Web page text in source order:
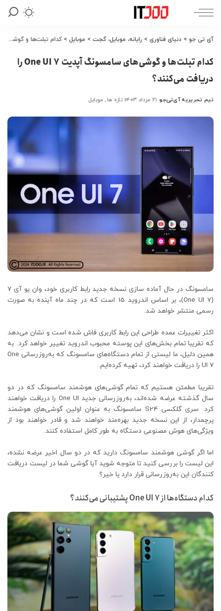
آی تی جو > دنیای فناوری > رایانه، موبایل، گجت > موبایل > کدام تبلت‌ها و گوشی‌های سامسونگ آپدیت One UI 7 را دریافت می‌کنند؟
کدام تبلت‌ها و گوشی‌های سامسونگ آپدیت One UI 7 را
دریافت می‌کنند؟
ارسال
توسط
تیم تحریریه آی‌تی‌جو ۲۱ مرداد ۱۴۰۳ تازه ها موبایل
سامسونگ در حال آماده سازی نسخه جدید رابط کاربری خود، وان یو آی ۷
(One UI 7)، بر اساس اندروید 15 است که در چند ماه آینده به صورت
رسمی منتشر خواهد شد.
اکثر تغییرات عمده طراحی این رابط کاربری فاش شده است و نشان می‌دهد
که تقریبا تمام بخش‌های این پوسته محبوب اندروید تغییر خواهد کرد. به
همین دلیل، ما لیستی از تمام دستگاه‌های سامسونگ که به‌روزرسانی One
UI 7 را دریافت خواهند کرد، تهیه کرده‌ایم.
تقریبا مطمئن هستیم که تمام گوشی‌های هوشمند سامسونگ که در دو
سال گذشته عرضه شده‌اند، به‌روزرسانی جدید One UI را دریافت خواهند
کرد. سری گلکسی S24 سامسونگ به عنوان اولین گوشی‌های هوشمند
پرچمدار، از این نسخه جدید بهره‌مند خواهند شد و قادر خواهند بود از
ویژگی‌های هوش مصنوعی دستگاه به طور کامل استفاده کنند.
اما اگر گوشی هوشمند سامسونگ دارید که در دو سال اخیر عرضه نشده،
این لیست را بررسی کنید تا متوجه شوید آیا گوشی شما در لیست دریافت
کنندگان این به‌روزرسانی قرار دارد یا خیر؟
کدام دستگاه‌ها از One UI 7 پشتیبانی می‌کنند؟